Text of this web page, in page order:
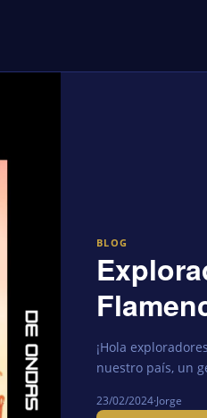
BLOG
¡Hola
nuestro país, un
23/02/2024·Jorge